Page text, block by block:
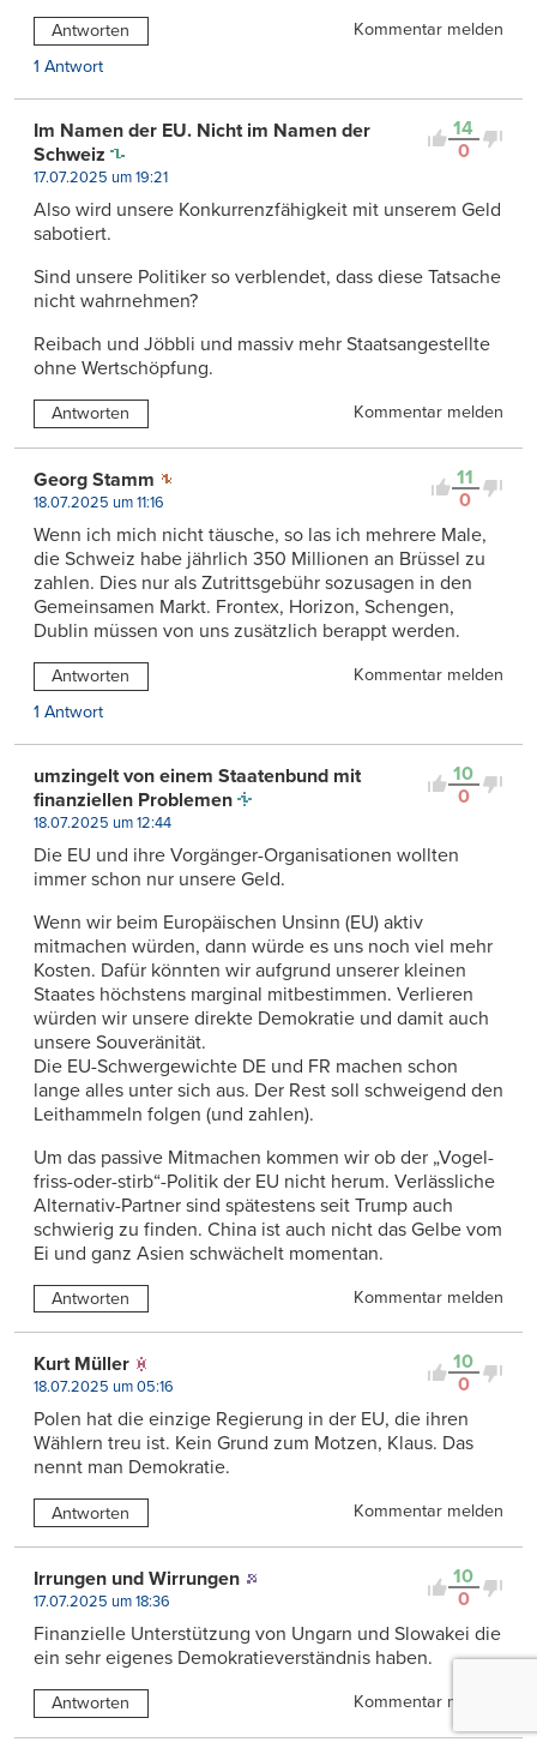
Antworten
Kommentar melden
1 Antwort
14
0
Im Namen der EU. Nicht im Namen der
Schweiz
17.07.2025 um 19:21
Also wird unsere Konkurrenzfähigkeit mit unserem Geld
sabotiert.
Sind unsere Politiker so verblendet, dass diese Tatsache
nicht wahrnehmen?
Reibach und Jöbbli und massiv mehr Staatsangestellte
ohne Wertschöpfung.
Antworten Kommentar melden
11
0
Georg Stamm
18.07.2025 um 11:16
Wenn ich mich nicht täusche, so las ich mehrere Male,
die Schweiz habe jährlich 350 Millionen an Brüssel zu
zahlen. Dies nur als Zutrittsgebühr sozusagen in den
Gemeinsamen Markt. Frontex, Horizon, Schengen,
Dublin müssen von uns zusätzlich berappt werden.
Antworten
Kommentar melden
1 Antwort
10
0
umzingelt von einem Staatenbund mit
finanziellen Problemen
18.07.2025 um 12:44
Die EU und ihre Vorgänger-Organisationen wollten
immer schon nur unsere Geld.
Wenn wir beim Europäischen Unsinn (EU) aktiv
mitmachen würden, dann würde es uns noch viel mehr
Kosten. Dafür könnten wir aufgrund unserer kleinen
Staates höchstens marginal mitbestimmen. Verlieren
würden wir unsere direkte Demokratie und damit auch
unsere Souveränität.
Die EU-Schwergewichte DE und FR machen schon
lange alles unter sich aus. Der Rest soll schweigend den
Leithammeln folgen (und zahlen).
Um das passive Mitmachen kommen wir ob der „Vogel-
friss-oder-stirb“-Politik der EU nicht herum. Verlässliche
Alternativ-Partner sind spätestens seit Trump auch
schwierig zu finden. China ist auch nicht das Gelbe vom
Ei und ganz Asien schwächelt momentan.
Antworten Kommentar melden
10
0
Kurt Müller
18.07.2025 um 05:16
Polen hat die einzige Regierung in der EU, die ihren
Wählern treu ist. Kein Grund zum Motzen, Klaus. Das
nennt man Demokratie.
Antworten Kommentar melden
10
0
Irrungen und Wirrungen
17.07.2025 um 18:36
Finanzielle Unterstützung von Ungarn und Slowakei die
ein sehr eigenes Demokratieverständnis haben.
Antworten Kommentar melden